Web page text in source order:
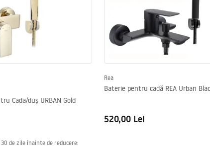
Cada/duș URBAN Gold
de zile înainte de reducere:
Rea
Baterie pentru cadă REA Urban
520,00 Lei